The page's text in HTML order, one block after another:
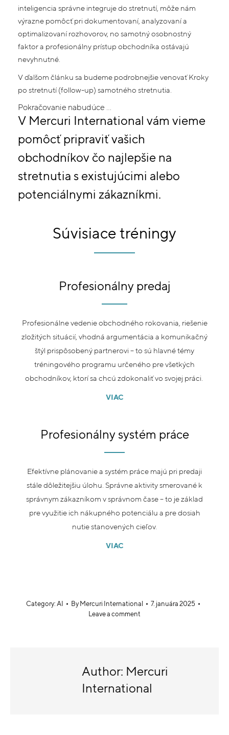
inteligencia správne integruje do stretnutí, môže nám
výrazne pomôcť pri dokumentovaní, analyzovaní a
optimalizovaní rozhovorov, no samotný osobnostný
faktor a profesionálny prístup obchodníka ostávajú
nevyhnutné.
V ďalšom článku sa budeme podrobnejšie venovať Kroky
po stretnutí (follow-up) samotného stretnutia.
Pokračovanie nabudúce …
V Mercuri International vám vieme
pomôcť pripraviť vašich
obchodníkov čo najlepšie na
stretnutia s existujúcimi alebo
potenciálnymi zákazníkmi.
Súvisiace tréningy
Profesionálny predaj
Profesionálne vedenie obchodného rokovania, riešenie
zložitých situácií, vhodná argumentácia a komunikačný
štýl prispôsobený partnerovi – to sú hlavné témy
tréningového programu určeného pre všetkých
obchodníkov, ktorí sa chcú zdokonaliť vo svojej práci.
VIAC
Profesionálny systém práce
Efektívne plánovanie a systém práce majú pri predaji
stále dôležitejšiu úlohu. Správne aktivity smerované k
správnym zákazníkom v správnom čase – to je základ
pre využitie ich nákupného potenciálu a pre dosiah
nutie stanovených cieľov.
VIAC
Category: AI By Mercuri International
7. januára 2025
Leave a comment
Author: Mercuri
International